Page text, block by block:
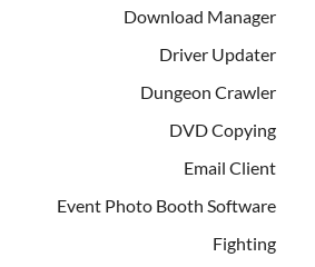
Download Manager
Driver Updater
Dungeon Crawler
DVD Copying
Email Client
Event Photo Booth Software
Fighting